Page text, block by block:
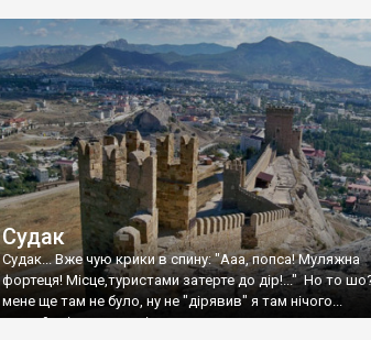
Судак
Судак... Вже чую крики в спину: "Ааа, попса! Муляжна
фортеця! Місце,туристами затерте до дір!..." Но то
мене ще там не було, ну не "дірявив" я там нічого...
принаймні до цього літа.